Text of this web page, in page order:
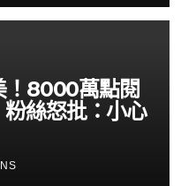
！8000萬點閱
絲怒批：小心